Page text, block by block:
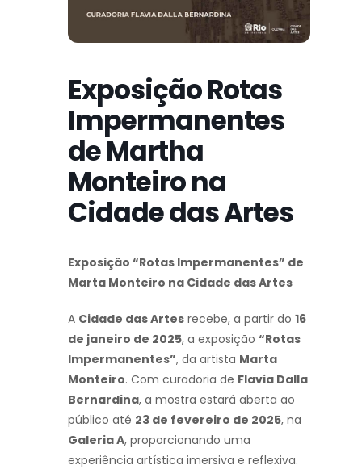
Exposição Rotas
Impermanentes
de Martha
Monteiro na
Cidade das Artes
Exposição “Rotas Impermanentes” de
Marta Monteiro na Cidade das Artes
A Cidade das Artes recebe, a partir do 16
de janeiro de 2025, a exposição “Rotas
Impermanentes”, da artista Marta
Monteiro. Com curadoria de Flavia Dalla
Bernardina, a mostra estará aberta ao
público até 23 de fevereiro de 2025, na
Galeria A, proporcionando uma
experiência artística imersiva e reflexiva.